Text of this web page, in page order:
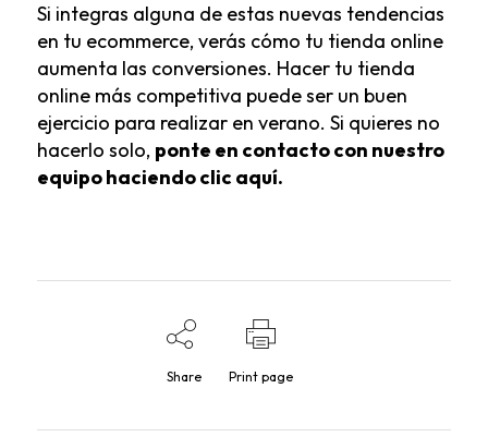
Si integras alguna de estas nuevas tendencias
en tu ecommerce, verás cómo tu tienda online
aumenta las conversiones. Hacer tu tienda
online más competitiva puede ser un buen
ejercicio para realizar en verano. Si quieres no
hacerlo solo, ponte en contacto con nuestro
equipo haciendo clic aquí.
Share Print page